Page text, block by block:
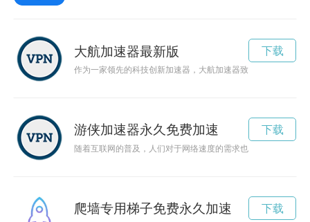
大航加速器最新版
作为一家领先的科技创新加速器，大航加速器致力于为创新型
下载
游侠加速器永久免费加速
随着互联网的普及，人们对于网络速度的需求也越来越高。游
下载
爬墙专用梯子免费永久加速 下载